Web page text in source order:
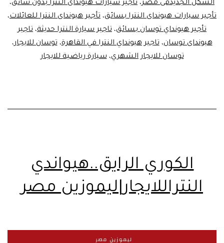
الشكل الجديدفى مصر، تأجير سيارات هيونداى النترا بدون سائق،
تأجير سيارات هيونداى النترا بسائق، تأجير هيونداى النترا للعائلات،
تأجير هيونداي توسان بسائق، تاجير سيارة النترا حديثة، تاجير
هيونداى توسان،تاجير هيونداي النترا في القاهرة،توسان للايجار،
توسان للايجار الشهري،سيارة رياضية للايجار
الكوري الرايق..هيواندي
النتراللايجار|ليموزين مصر